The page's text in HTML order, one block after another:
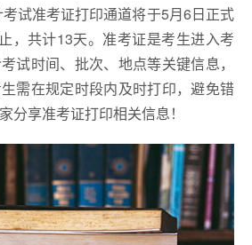
试准考证打印通道将于5月6日正式
，共计13天。准考证是考生进入考
试时间、批次、地点等关键信息，
需在规定时段内及时打印，避免错
分享准考证打印相关信息！